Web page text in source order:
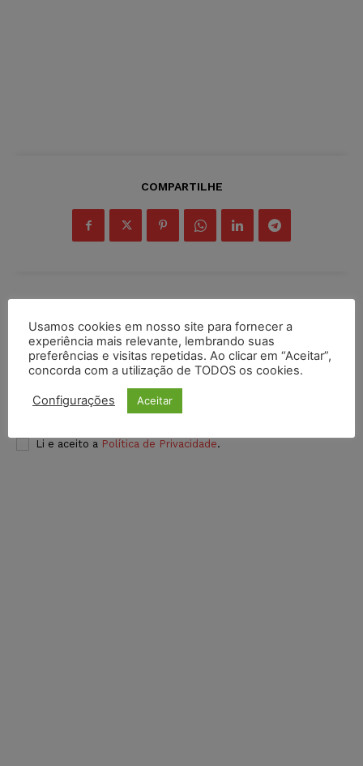
COMPARTILHE
INSCREVER
Li e aceito a Política de Privacidade.
Usamos cookies em nosso site para fornecer a
experiência mais relevante, lembrando suas
preferências e visitas repetidas. Ao clicar em “Aceitar”,
concorda com a utilização de TODOS os cookies.
Configurações Aceitar